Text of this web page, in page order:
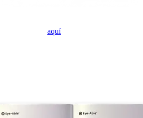
aquípara abrirlo en una